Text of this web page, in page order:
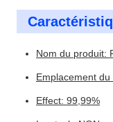
Nom du produit:
Emplacement du
Effect: 99,99%